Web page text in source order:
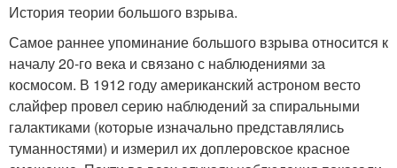
История теории большого взрыва.
Самое раннее упоминание большого взрыва относится к
началу 20-го века и связано с наблюдениями за
космосом. В 1912 году американский астроном весто
слайфер провел серию наблюдений за спиральными
галактиками (которые изначально представлялись
туманностями) и измерил их доплеровское красное